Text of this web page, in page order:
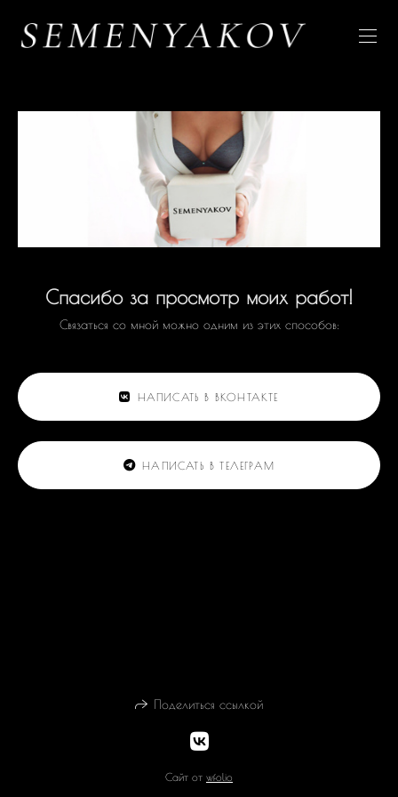
Спасибо за просмотр моих работ!
Связаться со мной можно одним из этих способов:
НАПИСАТЬ В ВКОНТАКТЕ
НАПИСАТЬ В ТЕЛЕГРАМ
Поделиться ссылкой
Сайт от wfolio